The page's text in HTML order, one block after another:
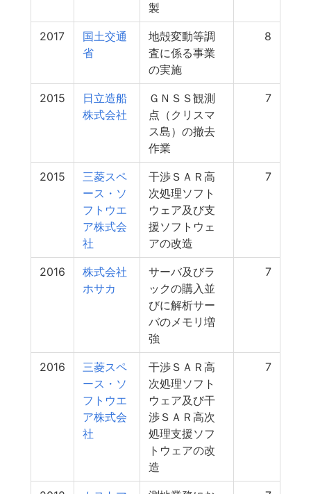
製
2017
国土交通
省
地殻変動等調
査に係る事業
の実施
8
2015
日立造船
株式会社
ＧＮＳＳ観測
点（クリスマ
ス島）の撤去
作業
7
2015
三菱スペ
ース・ソ
フトウエ
ア株式会
社
干渉ＳＡＲ高
次処理ソフト
ウェア及び支
援ソフトウェ
アの改造
7
2016
株式会社
ホサカ
サーバ及びラ
ックの購入並
びに解析サー
バのメモリ増
強
7
2016
三菱スペ
ース・ソ
フトウエ
ア株式会
社
干渉ＳＡＲ高
次処理ソフト
ウェア及び干
渉ＳＡＲ高次
処理支援ソフ
トウェアの改
造
7